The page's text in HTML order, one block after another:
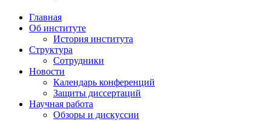
Главная
Об институте
История института
Структура
Сотрудники
Новости
Календарь конференций
Защиты диссертаций
Научная работа
Обзоры и дискуссии